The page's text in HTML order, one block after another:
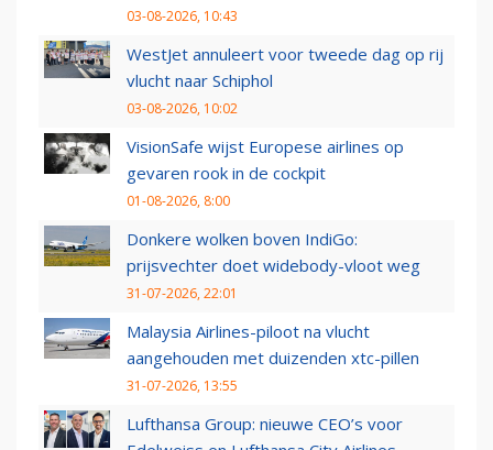
03-08-2026, 10:43
WestJet annuleert voor tweede dag op rij
vlucht naar Schiphol
03-08-2026, 10:02
VisionSafe wijst Europese airlines op
gevaren rook in de cockpit
01-08-2026, 8:00
Donkere wolken boven IndiGo:
prijsvechter doet widebody-vloot weg
31-07-2026, 22:01
Malaysia Airlines-piloot na vlucht
aangehouden met duizenden xtc-pillen
31-07-2026, 13:55
Lufthansa Group: nieuwe CEO’s voor